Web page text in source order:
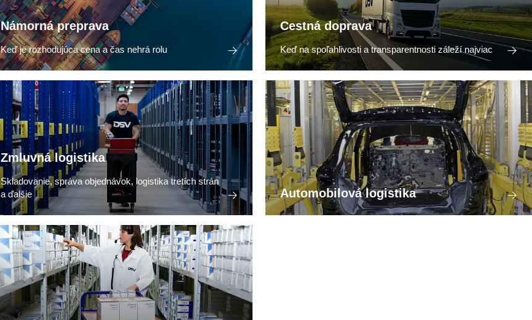
Námorná preprava
Keď je rozhodujúca cena a čas nehrá rolu
Cestná doprava
Keď na spoľahlivosti a transparentnosti záleží najviac
Zmluvná logistika
Skladovanie, správa objednávok, logistika tretích strán
a ďalšie
Automobilová logistika